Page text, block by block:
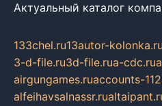
Актуальный каталог
133chel.ru13autor-kolonka.ru
3-d-file.ru3d-file.rua-cdc.ru
airgungames.ruaccounts-
alfeihavsalnassr.ru